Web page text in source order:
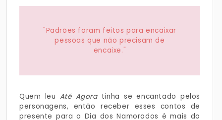
"Padrões foram feitos para encaixar
pessoas que não precisam de
encaixe."
Quem leu Até Agoratinha se encantado pelos
personagens, então receber esses contos de
presente para o Dia dos Namorados é mais do